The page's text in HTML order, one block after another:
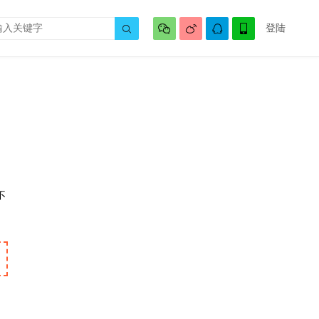
登陆
   
